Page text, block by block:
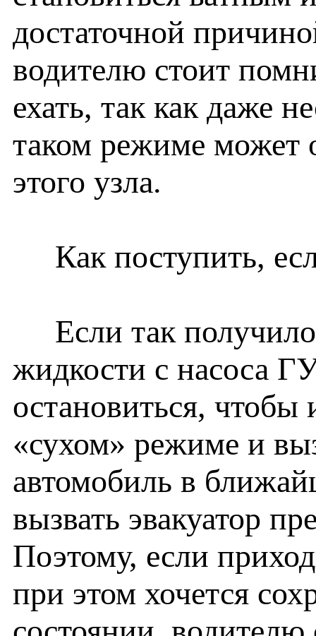
достаточной
водителю стоит
ехать, так как даже
таком режиме может
этого узла.
Как поступить,
Если так
жидкости с насоса
остановиться, чтобы
«сухом» режиме и
автомобиль в
вызвать эвакуатор
Поэтому, если
при этом хочется